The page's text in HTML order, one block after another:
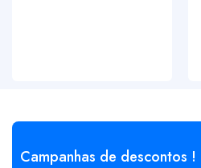
Campanhas de descontos !